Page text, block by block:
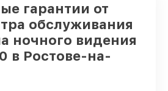
гарантии от
обслуживания
ночного видения
в Ростове-на-